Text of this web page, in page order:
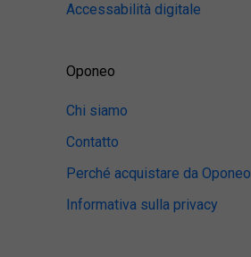
Accessabilità digitale
Oponeo
Chi siamo
Contatto
Perché acquistare da Oponeo
Informativa sulla privacy